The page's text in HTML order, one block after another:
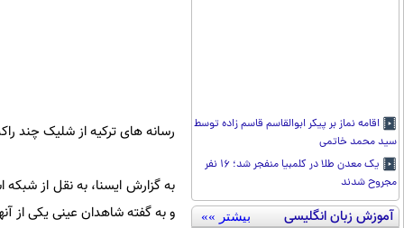
اقامه نماز بر پیکر ابوالقاسم قاسم زاده توسط
سید محمد خاتمی
یک معدن طلا در کلمبیا منفجر شد؛ ۱۶ نفر
مجروح شدند
آموزش زبان انگلیسی بیشتر »»
رسانه های ترکیه از شلیک چند
به گزارش ایسنا، به نقل از
و به گفته شاهدان عینی یکی از